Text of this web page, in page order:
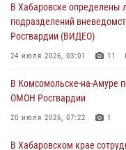
женщине, потерявшей
29 июля 2026, 23:24 2
В Хабаровске
За прошедшую неделю в
свыше 120 проверок
В Хабаровске определены
подразделений
Росгвардии (ВИДЕО)
24 июля 2026, 03:01 11
В Комсомольске-на-Амуре
ОМОН Росгвардии
20 июля 2026, 07:22 1
В Хабаровском крае